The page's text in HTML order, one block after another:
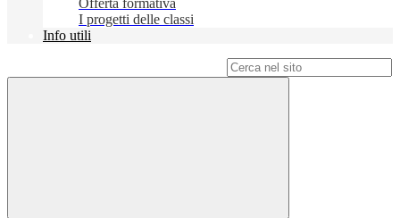
Offerta formativa
I progetti delle classi
Info utili